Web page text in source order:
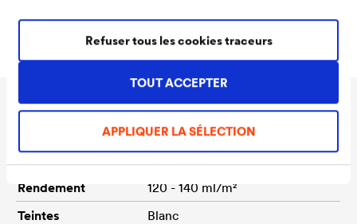
TOUT ACCEPTER
APPLIQUER LA SÉLECTION
Refuser tous les cookies traceurs
55944
Données techniques
Rendement
120 - 140 ml/m²
Teintes
Blanc